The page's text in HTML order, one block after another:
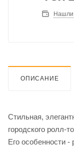
ОПИСАНИЕ
Стильная,
городского ролл-
Его особенности -